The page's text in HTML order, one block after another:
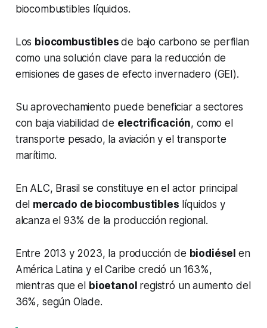
biocombustibles líquidos.
Los biocombustiblesde bajo carbono se perfilan
como una solución clave para la reducción de
emisiones de gases de efecto invernadero (GEI).
Su aprovechamiento puede beneficiar a sectores
con baja viabilidad de electrificación, como el
transporte pesado, la aviación y el transporte
marítimo.
En ALC, Brasil se constituye en el actor principal
del mercado de biocombustibles líquidos y
alcanza el 93% de la producción regional.
Entre 2013 y 2023, la producción de biodiésel en
América Latina y el Caribe creció un 163%,
mientras que el
bioetanol registró un aumento del
36%, según Olade.